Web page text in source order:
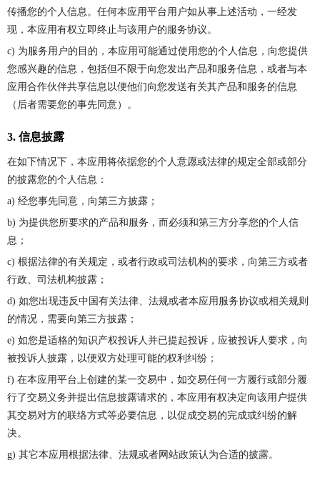
传播您的个人信息。任何本应用平台用户如从事上述活动，一经发
现，本应用有权立即终止与该用户的服务协议。
c) 为服务用户的目的，本应用可能通过使用您的个人信息，向您提供
您感兴趣的信息，包括但不限于向您发出产品和服务信息，或者与本
应用合作伙伴共享信息以便他们向您发送有关其产品和服务的信息
（后者需要您的事先同意）。
3. 信息披露
在如下情况下，本应用将依据您的个人意愿或法律的规定全部或部分
的披露您的个人信息：
a) 经您事先同意，向第三方披露；
b) 为提供您所要求的产品和服务，而必须和第三方分享您的个人信
息；
c) 根据法律的有关规定，或者行政或司法机构的要求，向第三方或者
行政、司法机构披露；
d) 如您出现违反中国有关法律、法规或者本应用服务协议或相关规则
的情况，需要向第三方披露；
e) 如您是适格的知识产权投诉人并已提起投诉，应被投诉人要求，向
被投诉人披露，以便双方处理可能的权利纠纷；
f) 在本应用平台上创建的某一交易中，如交易任何一方履行或部分履
行了交易义务并提出信息披露请求的，本应用有权决定向该用户提供
其交易对方的联络方式等必要信息，以促成交易的完成或纠纷的解
决。
g) 其它本应用根据法律、法规或者网站政策认为合适的披露。